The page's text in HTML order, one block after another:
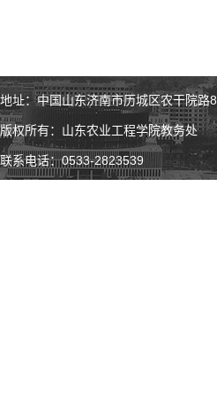
地址：中国山东济南市历城区农干院路
版权所有：山东农业工程学院教务处
联系电话：0533-2823539